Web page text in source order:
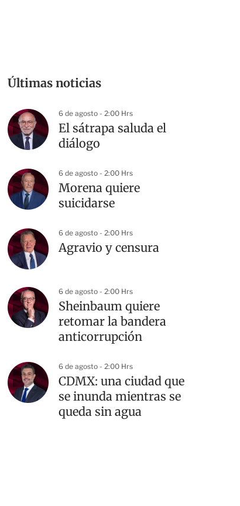
Últimas noticias
6 de agosto - 2:00 Hrs
El sátrapa saluda el
diálogo
6 de agosto - 2:00 Hrs
Morena quiere
suicidarse
6 de agosto - 2:00 Hrs
Agravio y censura
6 de agosto - 2:00 Hrs
Sheinbaum quiere
retomar la bandera
anticorrupción
6 de agosto - 2:00 Hrs
CDMX: una ciudad que
se inunda mientras se
queda sin agua